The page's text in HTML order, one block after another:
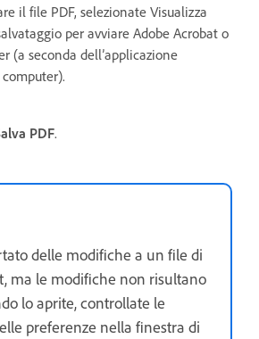
il file PDF, selezionate Visualizza
per avviare Adobe Acrobat o
(a seconda dell’applicazione
PDF.
delle modifiche a un file di
ma le modifiche non risultano
lo aprite, controllate le
preferenze nella finestra di